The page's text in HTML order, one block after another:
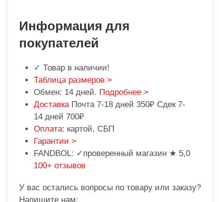
Информация для
покупателей
✓ Товар в наличии!
Таблица размеров >
Обмен: 14 дней. Подробнее >
Доставка Почта 7-18 дней 350₽ Сдек 7-
14 дней 700₽
Оплата: картой, СБП
Гарантии >
FANDBOL: ✓проверенный магазин ★ 5,0
100+ отзывов
У вас остались вопросы по товару или заказу?
Напишите нам: